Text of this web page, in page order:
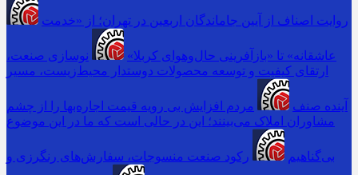
روایت اصناف از آیین جاماندگان اربعین در تهران؛ از «خدمت
عاشقانه» تا «بازآفرینی حال‌وهوای کربلا»
نوسازی صنعت،
ارتقای کیفیت و توسعه محصولات دوستدار محیط‌زیست، مسیر
آینده صنف
مردم افزایش بی رویه قیمت اجاره‌بها را از چشم
مشاوران املاک می‌بینند؛ این در حالی است که ما در این موضوع
بی‌گناهیم رکود صنعت منسوجات، سفارش‌های رنگرزی و